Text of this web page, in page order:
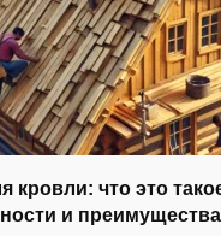
кровли: что это
и преимущества